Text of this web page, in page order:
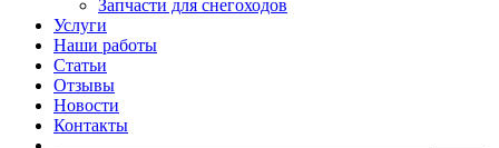
Запчасти для снегоходов
Услуги
Наши работы
Статьи
Отзывы
Новости
Контакты